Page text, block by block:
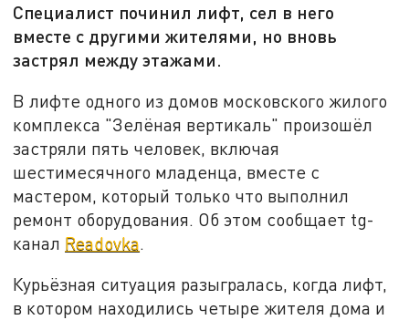
Специалист починил лифт, сел в него
вместе с другими жителями, но вновь
застрял между этажами.
В лифте одного из домов московского жилого
комплекса "Зелёная вертикаль" произошёл
застряли пять человек, включая
шестимесячного младенца, вместе с
мастером, который только что выполнил
ремонт оборудования. Об этом сообщает tg-
канал Readovka.
Курьёзная ситуация разыгралась, когда лифт,
в котором находились четыре жителя дома и